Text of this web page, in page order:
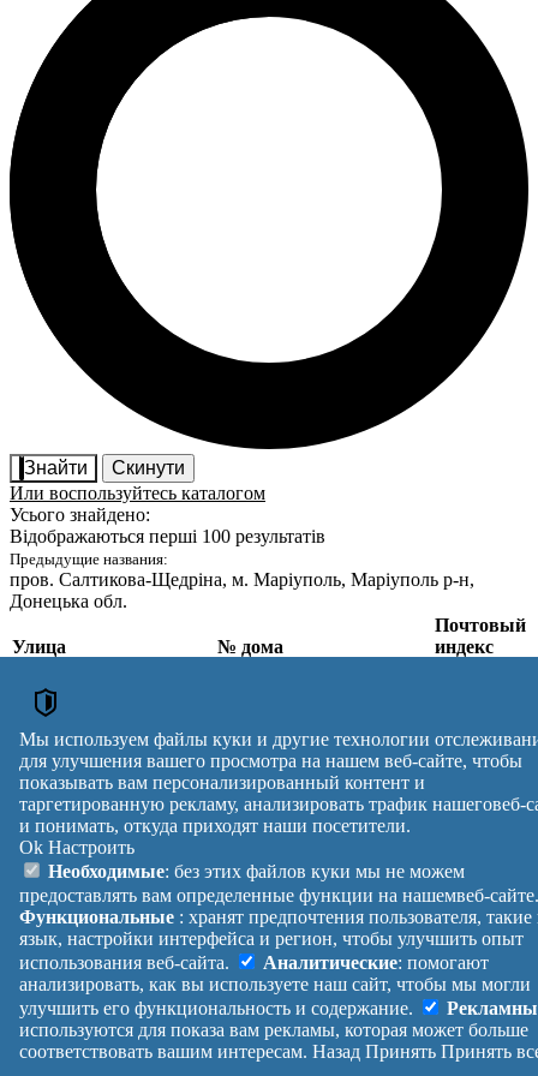
Знайти
Скинути
Или воспользуйтесь каталогом
Усього знайдено:
Відображаються перші 100 результатів
Предыдущие названия:
пров. Салтикова-Щедріна, м. Маріуполь, Маріуполь р-н,
Донецька обл.
Почтовые индексы Украины. Обновлено : 27-07-2026.
Улица № дома
Почтовый
индекс
Щедріна
м. Маріуполь,
Маріупольський р-н,
Донецька обл.
17, 19
Вулиця № будинків
Індекс
reklama
Правила
Помощь
Платные
услуги
Политика
конфиденциальности
Манифест
О проекте
Обратная
связь
Украина
Вход |
Выход
Мы используем файлы куки и другие технологии
для улучшения вашего просмотра на нашем веб-сайте, чтобы
показывать вам персонализированный контент и
таргетированную рекламу, анализировать трафик нашеговеб-
и понимать, откуда приходят наши посетители.
Ok Настроить
Необходимые: без этих файлов куки мы не можем
предоставлять вам определенные функции на нашемвеб-
Функциональные : хранят предпочтения пользователя, такие
язык, настройки интерфейса и регион, чтобы улучшить опыт
использования веб-сайта.
Аналитические: помогают
анализировать, как вы используете наш сайт, чтобы мы могли
улучшить его функциональность и содержание.
используются для показа вам рекламы, которая может больше
соответствовать вашим интересам. Назад Принять Принять